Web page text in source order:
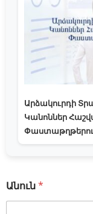
Արձակուրդի
Կանոններ
Անուն*